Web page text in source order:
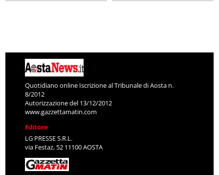
Quotidiano online Iscrizione al Tribunale di Aosta n.
8/2012
Autorizzazione del 13/12/2012
www.gazzettamatin.com
Editore
LG PRESSE S.R.L.
via Festaz, 52 11100 AOSTA